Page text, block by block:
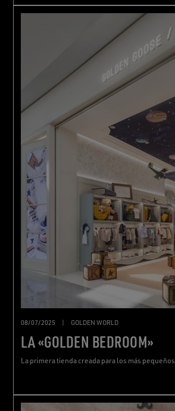
08/07/2025 | GOLDEN WORLD
LA «GOLDEN BEDROOM»
La primera tienda creada para los más pequeños